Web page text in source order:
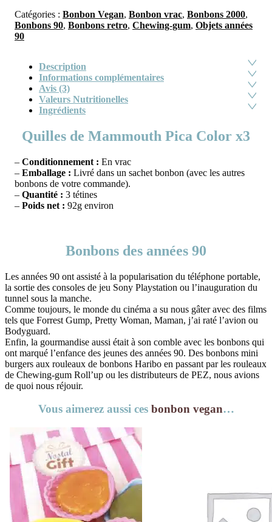
Catégories : Bonbon Vegan, Bonbon vrac, Bonbons 2000,
Bonbons 90, Bonbons retro, Chewing-gum, Objets années
90
Description
Informations complémentaires
Avis (3)
Valeurs Nutritionelles
Ingrédients
Quilles de Mammouth Pica Color x3
– Conditionnement : En vrac
– Emballage : Livré dans un sachet bonbon (avec les autres
bonbons de votre commande).
– Quantité : 3 tétines
– Poids net : 92g environ
Bonbons des années 90
Les années 90 ont assisté à la popularisation du téléphone portable,
la sortie des consoles de jeu Sony Playstation ou l’inauguration du
tunnel sous la manche.
Comme toujours, le monde du cinéma a su nous gâter avec des films
tels que Forrest Gump, Pretty Woman, Maman, j’ai raté l’avion ou
Bodyguard.
Enfin, la gourmandise aussi était à son comble avec les bonbons qui
ont marqué l’enfance des jeunes des années 90. Des bonbons mini
burgers aux rouleaux de bonbons Haribo en passant par les rouleaux
de Chewing-gum Roll’up ou les distributeurs de PEZ, nous avions
de quoi nous réjouir.
Vous aimerez aussi ces bonbon vegan…